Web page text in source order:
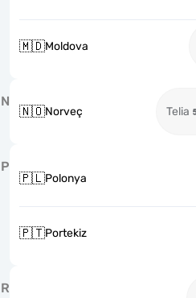
🇲🇩Moldova
N
🇳🇴Norveç Telia
P
🇵🇱Polonya
🇵🇹Portekiz
R